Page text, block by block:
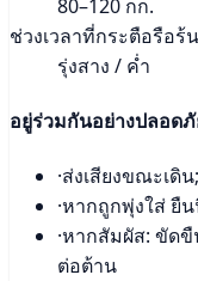
80–120 กก.
ช่วงเวลาที่กระตือรือร้น
รุ่งสาง / ค่ำ
อยู่ร่วมกันอย่างปลอด
·ส่งเสียงขณะเดิ
·หากถูกพุ่งใส่ ยืน
·หากสัมผัส: ขัด
ต่อต้าน